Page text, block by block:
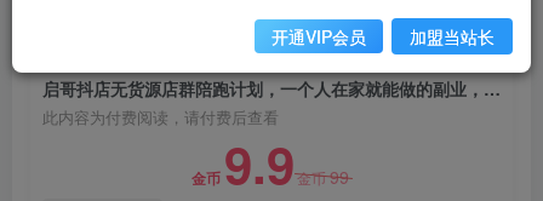
949 31
启哥抖店无货源店群陪跑计划，一个人在家就能做的副业，月入10000+
此内容为付费阅读，请付费后查看
金币 9.9金币99
开通VIP会员 加盟当站长